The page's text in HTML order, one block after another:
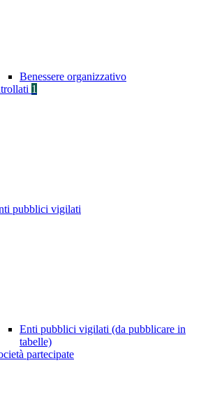
Benessere organizzativo
1
pubblici vigilati
Enti pubblici vigilati (da pubblicare in
tabelle)
partecipate